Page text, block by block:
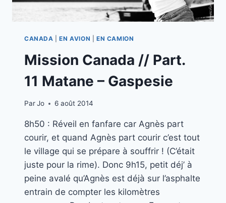
CANADA |EN AVION EN CAMION
Mission Canada // Part.
11 Matane – Gaspesie
ParJo 6 août 2014
8h50 : Réveil en fanfare car Agnès part
courir, et quand Agnès part courir c’est tout
le village qui se prépare à souffrir ! (C’était
juste pour la rime). Donc 9h15, petit déj’ à
peine avalé qu’Agnès est déjà sur l’asphalte
entrain de compter les kilomètres